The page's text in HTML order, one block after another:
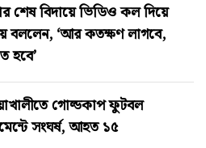
শেষ বিদায়ে ভিডিও কল দিয়ে
বললেন, ‘আর কতক্ষণ লাগবে,
হবে’
গোল্ডকাপ ফুটবল
সংঘর্ষ, আহত ১৫